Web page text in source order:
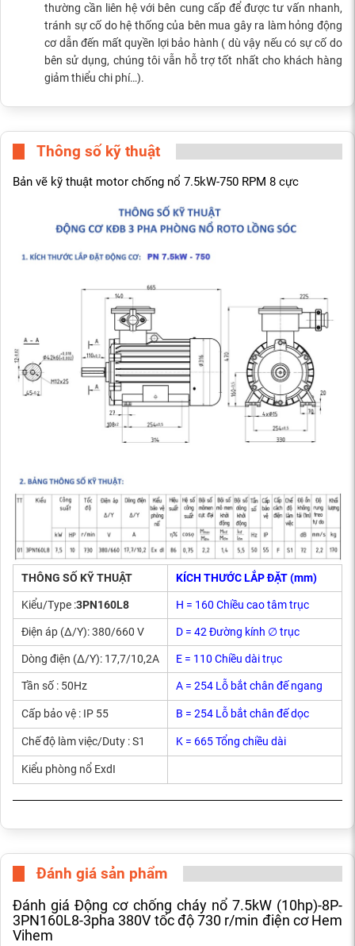
thường cần liên hệ với bên cung cấp để được tư vấn nhanh,
tránh sự cố do hệ thống của bên mua gây ra làm hỏng động
cơ dẫn đến mất quyền lợi bảo hành ( dù vậy nếu có sự cố do
bên sử dụng, chúng tôi vẫn hỗ trợ tốt nhất cho khách hàng
giảm thiểu chi phí…).
Thông số kỹ thuật
Bản vẽ kỹ thuật motor chống nổ 7.5kW-750 RPM 8 cực
THÔNG SỐ KỸ THUẬT KÍCH THƯỚC LẮP ĐẶT (mm)
Kiểu/Type :3PN160L8 H = 160 Chiều cao tâm trục
Điện áp (Δ/Y): 380/660 V D = 42 Đường kính ∅ trục
Dòng điện (Δ/Y): 17,7/10,2A E = 110 Chiều dài trục
Tần số : 50Hz A = 254 Lỗ bắt chân đế ngang
Cấp bảo vệ : IP 55 B = 254 Lỗ bắt chân đế dọc
Chế độ làm việc/Duty : S1 K = 665 Tổng chiều dài
Kiểu phòng nổ ExdI
Đánh giá sản phẩm
Đánh giá Động cơ chống cháy nổ 7.5kW (10hp)-8P-
3PN160L8-3pha 380V tốc độ 730 r/min điện cơ Hem
Vihem